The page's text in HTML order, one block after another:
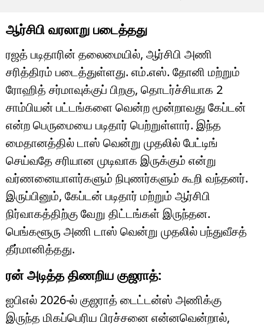
ஆர்சிபி வரலாறு படைத்தது
ரஜத் படிதாரின் தலைமையில், ஆர்சிபி அணி
சரித்திரம் படைத்துள்ளது. எம்.எஸ். தோனி மற்றும்
ரோஹித் சர்மாவுக்குப் பிறகு, தொடர்ச்சியாக 2
சாம்பியன் பட்டங்களை வென்ற மூன்றாவது கேப்டன்
என்ற பெருமையை படிதார் பெற்றுள்ளார். இந்த
மைதானத்தில் டாஸ் வென்று முதலில் பேட்டிங்
செய்வதே சரியான முடிவாக இருக்கும் என்று
வர்ணனையாளர்களும் நிபுணர்களும் கூறி வந்தனர்.
இருப்பினும், கேப்டன் படிதார் மற்றும் ஆர்சிபி
நிர்வாகத்திற்கு வேறு திட்டங்கள் இருந்தன.
பெங்களூரு அணி டாஸ் வென்று முதலில் பந்துவீசத்
தீர்மானித்தது.
ரன் அடித்த திணறிய குஜராத்:
ஐபிஎல் 2026-ல் குஜராத் டைட்டன்ஸ் அணிக்கு
இருந்த மிகப்பெரிய பிரச்சனை என்னவென்றால்,